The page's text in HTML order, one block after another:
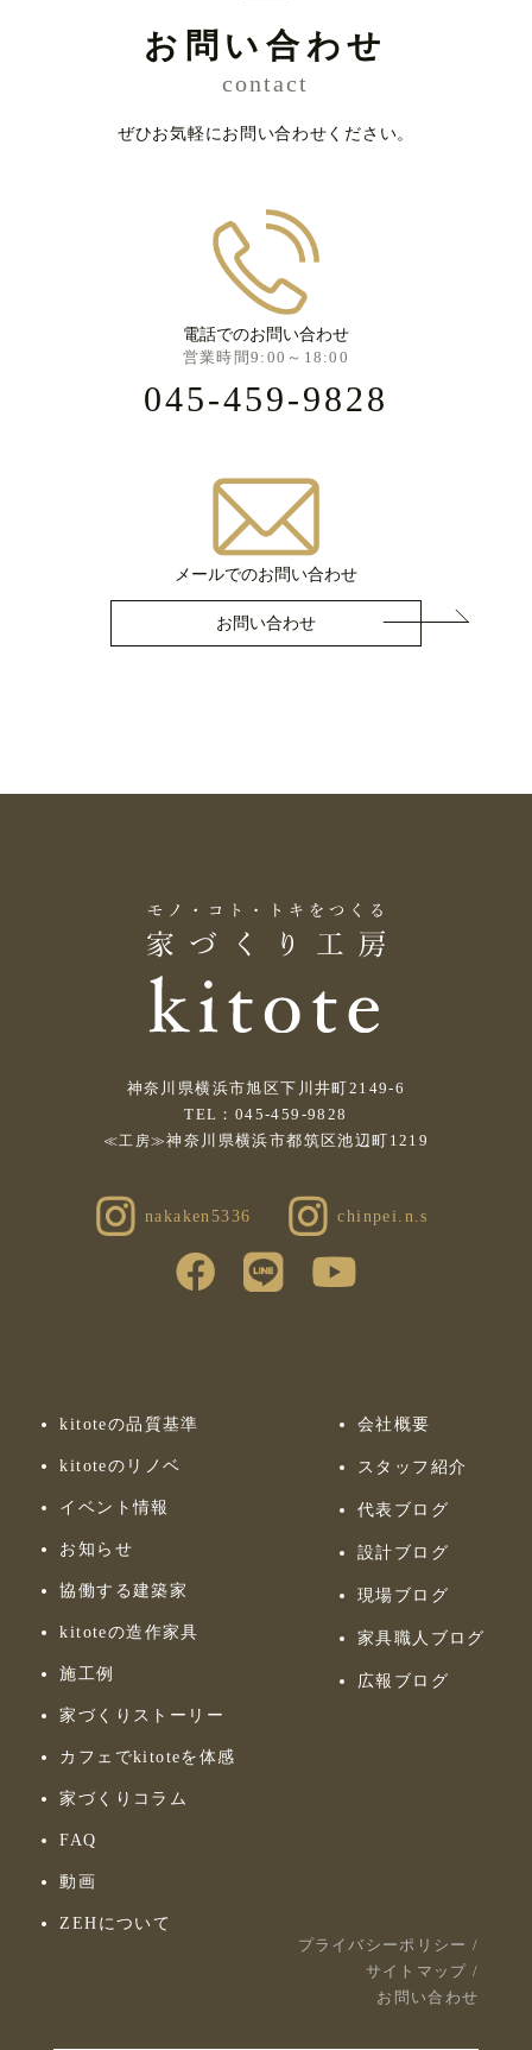
お問い合わせ
contact
ぜひお気軽にお問い合わせください。
電話でのお問い合わせ
営業時間9:00～18:00
045-459-9828
メールでのお問い合わせ
お問い合わせ
神奈川県横浜市旭区下川井町2149-6
TEL：045-459-9828
≪工房≫神奈川県横浜市都筑区池辺町1219
nakaken5336 chinpei.n.s
kitoteの品質基準
kitoteのリノベ
イベント情報
お知らせ
協働する建築家
kitoteの造作家具
施工例
家づくりストーリー
カフェでkitoteを体感
家づくりコラム
FAQ
動画
ZEHについて
会社概要
スタッフ紹介
代表ブログ
設計ブログ
現場ブログ
家具職人ブログ
広報ブログ
プライバシーポリシー /
サイトマップ /
お問い合わせ